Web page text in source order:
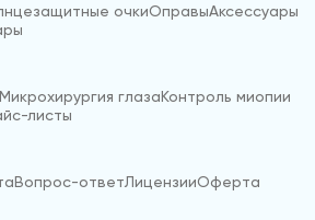
очкиОправыАксессуары
Микрохирургия глазаКонтроль миопии
листы
Вопрос-ответЛицензииОферта